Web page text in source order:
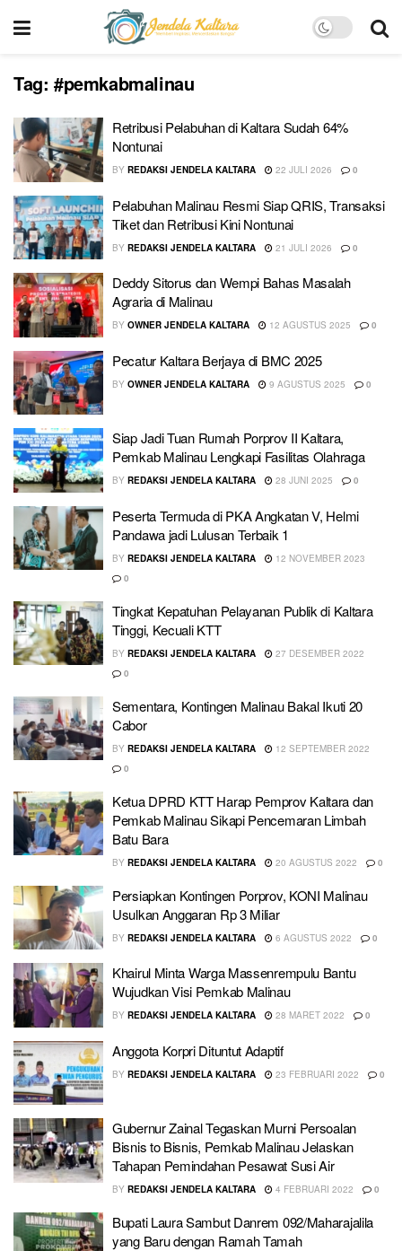
Tag: #pemkabmalinau
Retribusi Pelabuhan di Kaltara Sudah 64%
Nontunai
BY REDAKSI JENDELA KALTARA 22 JULI 2026 0
Pelabuhan Malinau Resmi Siap QRIS, Transaksi
Tiket dan Retribusi Kini Nontunai
BY REDAKSI JENDELA KALTARA 21 JULI 2026 0
Deddy Sitorus dan Wempi Bahas Masalah
Agraria di Malinau
BY OWNER JENDELA KALTARA 12 AGUSTUS 2025 0
Pecatur Kaltara Berjaya di BMC 2025
BY OWNER JENDELA KALTARA 9 AGUSTUS 2025 0
Siap Jadi Tuan Rumah Porprov II Kaltara,
Pemkab Malinau Lengkapi Fasilitas Olahraga
BY REDAKSI JENDELA KALTARA 28 JUNI 2025 0
Peserta Termuda di PKA Angkatan V, Helmi
Pandawa jadi Lulusan Terbaik 1
BY REDAKSI JENDELA KALTARA
12 NOVEMBER 2023
0
Tingkat Kepatuhan Pelayanan Publik di Kaltara
Tinggi, Kecuali KTT
BY REDAKSI JENDELA KALTARA
27 DESEMBER 2022
0
Sementara, Kontingen Malinau Bakal Ikuti 20
Cabor
BY REDAKSI JENDELA KALTARA
12 SEPTEMBER 2022
0
Ketua DPRD KTT Harap Pemprov Kaltara dan
Pemkab Malinau Sikapi Pencemaran Limbah
Batu Bara
BY REDAKSI JENDELA KALTARA 20 AGUSTUS 2022 0
Persiapkan Kontingen Porprov, KONI Malinau
Usulkan Anggaran Rp 3 Miliar
BY REDAKSI JENDELA KALTARA 6 AGUSTUS 2022 0
Khairul Minta Warga Massenrempulu Bantu
Wujudkan Visi Pemkab Malinau
BY REDAKSI JENDELA KALTARA 28 MARET 2022 0
Anggota Korpri Dituntut Adaptif
BY REDAKSI JENDELA KALTARA 23 FEBRUARI 2022 0
Gubernur Zainal Tegaskan Murni Persoalan
Bisnis to Bisnis, Pemkab Malinau Jelaskan
Tahapan Pemindahan Pesawat Susi Air
BY REDAKSI JENDELA KALTARA 4 FEBRUARI 2022 0
Bupati Laura Sambut Danrem 092/Maharajalila
yang Baru dengan Ramah Tamah